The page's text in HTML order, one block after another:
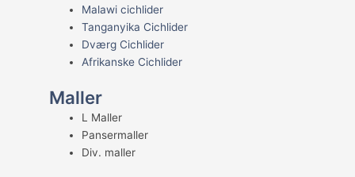
Malawi cichlider
Tanganyika Cichlider
Dværg Cichlider
Afrikanske Cichlider
Maller
L Maller
Pansermaller
Div. maller